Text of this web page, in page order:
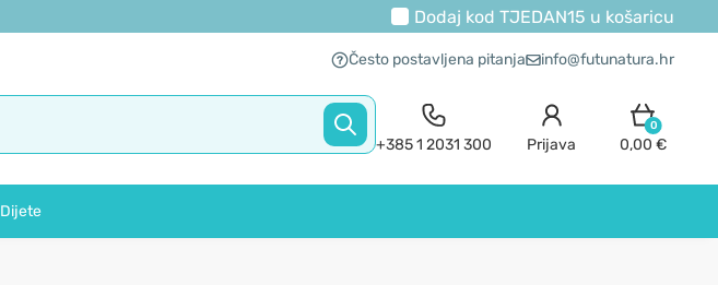
Dodaj kod TJEDAN15 u košaricu
Često postavljena pitanja info@futunatura.hr
+385 1 2031 300 Prijava
0
0,00 €
Dijete